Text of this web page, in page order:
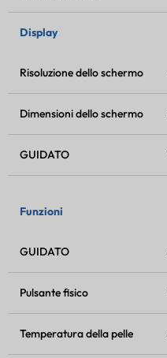
Display
Risoluzione dello schermo
Dimensioni dello schermo
GUIDATO
Funzioni
GUIDATO
Pulsante fisico
Temperatura della pelle